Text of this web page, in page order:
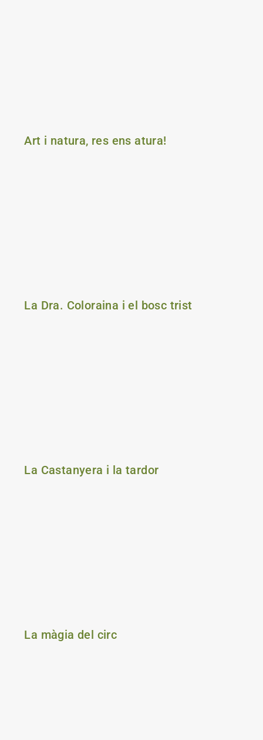
Art i natura, res ens atura!
La Dra. Coloraina i el bosc trist
La Castanyera i la tardor
La màgia del circ